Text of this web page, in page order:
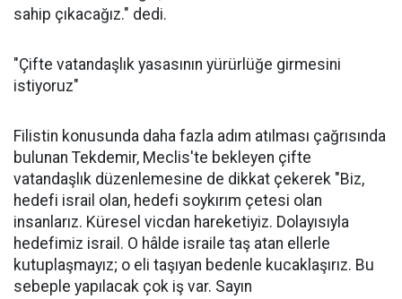
sahip çıkacağız." dedi.
"Çifte vatandaşlık yasasının yürürlüğe girmesini
istiyoruz"
Filistin konusunda daha fazla adım atılması çağrısında
bulunan Tekdemir, Meclis'te bekleyen çifte
vatandaşlık düzenlemesine de dikkat çekerek "Biz,
hedefi israil olan, hedefi soykırım çetesi olan
insanlarız. Küresel vicdan hareketiyiz. Dolayısıyla
hedefimiz israil. O hâlde israile taş atan ellerle
kutuplaşmayız; o eli taşıyan bedenle kucaklaşırız. Bu
sebeple yapılacak çok iş var. Sayın